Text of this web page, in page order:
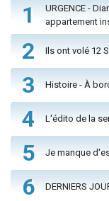
1
URGENCE -
appartement
2 Ils ont volé 12
3 Histoire - À
4 L'édito de la
5 Je manque
6 DERNIERS